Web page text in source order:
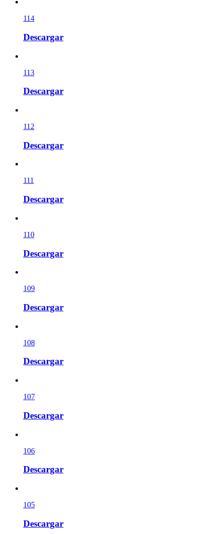
114
Descargar
113
Descargar
112
Descargar
111
Descargar
110
Descargar
109
Descargar
108
Descargar
107
Descargar
106
Descargar
105
Descargar